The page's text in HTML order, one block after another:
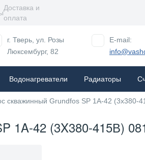
Доставка и
оплата
г. Тверь, ул. Розы
Люксембург, 82
E-mail:
Водонагреватели Радиаторы
скважинный Grundfos SP 1A-42 (3x380-
42 (3X380-415В)